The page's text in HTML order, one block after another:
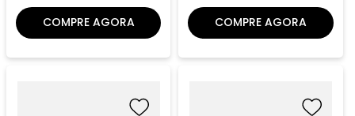
COMPRE AGORA COMPRE AGORA